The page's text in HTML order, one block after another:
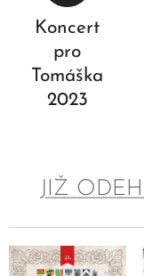
Koncert
pro
Tomáška
2023
JIŽ